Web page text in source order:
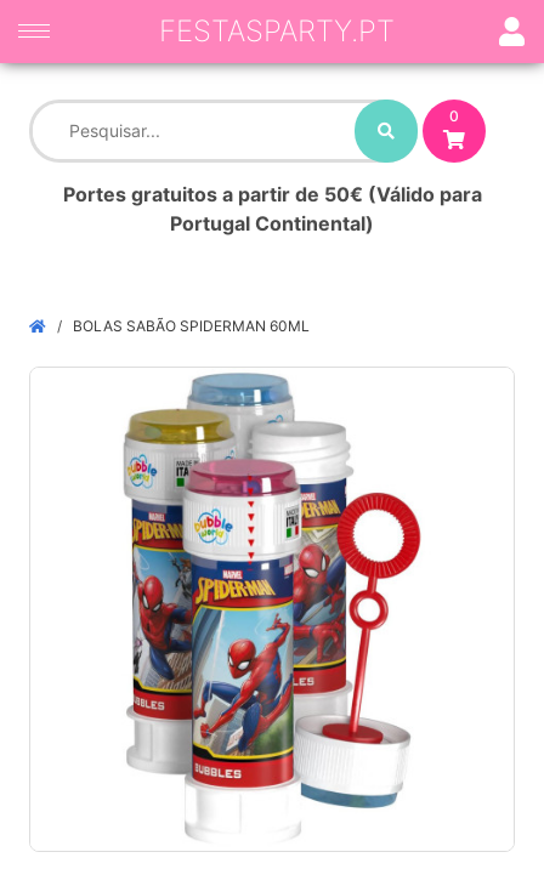
0
Portes gratuitos a partir de 50€ (Válido para
Portugal Continental)
FESTASPARTY.PT
BOLAS SABÃO SPIDERMAN 60ML